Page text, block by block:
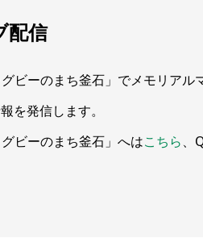
配信
ビーのまち釜石」でメモリア
を発信します。
ビーのまち釜石」へはこちら、